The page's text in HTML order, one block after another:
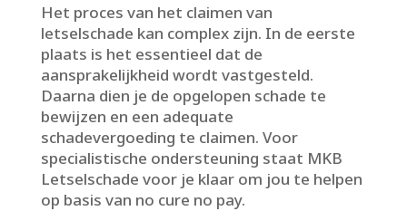
Het proces van het claimen van
letselschade kan complex zijn.​ In de eerste
plaats is het essentieel dat de
aansprakelijkheid wordt vastgesteld.​
Daarna dien je de opgelopen schade te
bewijzen en een adequate
schadevergoeding te claimen.​ Voor
specialistische ondersteuning staat MKB
Letselschade voor je klaar om jou te helpen
op basis van no cure no pay.​